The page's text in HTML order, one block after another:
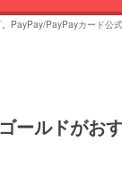
PayPay/PayPayカード公式
ールドがお